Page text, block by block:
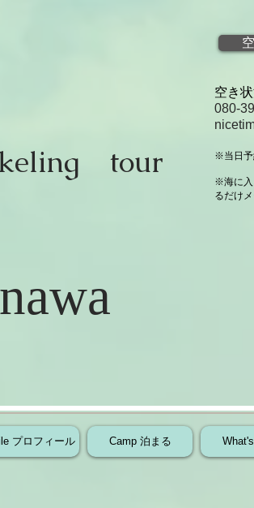
空き
080-
tour ※当日予
※海に入
るだけ
プロフィール Camp 泊まる